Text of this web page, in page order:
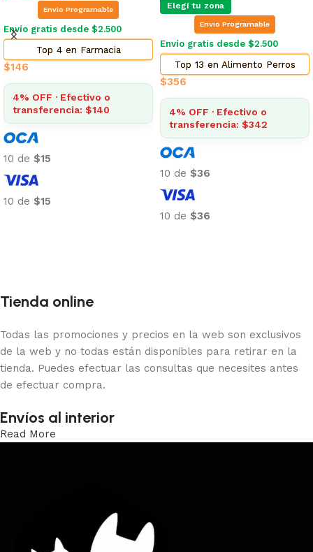
Envio Programable
Envío gratis desde $2.500
Top 4 en Farmacia
$146
4% OFF · Efectivo o
transferencia: $140
10 de $15
10 de $15
Elegí tu zona
Envio Programable
Envío gratis desde $2.500
Top 13 en Alimento Perros
$356
4% OFF · Efectivo o
transferencia: $342
10 de $36
10 de $36
Tienda online
Todas las promociones y precios en la web son exclusivos
de la web y no todas están disponibles para retirar en la
tienda. Puedes efectuar las consultas que necesites antes
de efectuar compra.
Envíos al interior
Read More